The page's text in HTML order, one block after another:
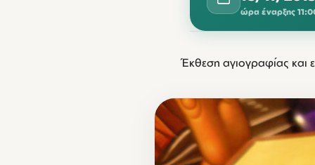
ώρα έναρξης
16
11:00
Έκθεση αγιογραφίας και